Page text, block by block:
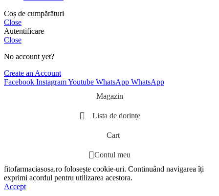
Coș de cumpărături
Close
Autentificare
Close
No account yet?
Create an Account
Facebook InstagramYoutube WhatsApp WhatsApp
Magazin
Lista de dorințe
Cart
Contul meu
fitofarmaciasosa.ro folosește cookie-uri. Continuând navigarea îți
exprimi acordul pentru utilizarea acestora.
Accept